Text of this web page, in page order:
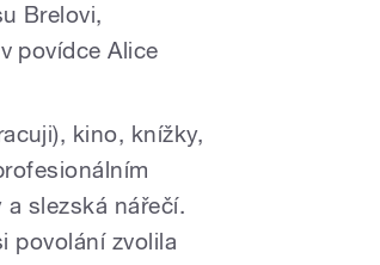
Brelovi,
povídce Alice
kino, knížky,
slezská nářečí.
povolání zvolila